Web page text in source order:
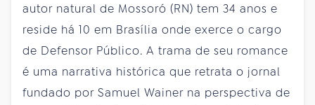
autor natural de Mossoró (RN) tem 34 anos e
reside há 10 em Brasília onde exerce o cargo
de Defensor Público. A trama de seu romance
é uma narrativa histórica que retrata o jornal
fundado por Samuel Wainer na perspectiva de